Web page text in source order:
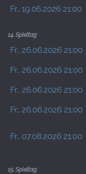
Fr., 19.06.2026 21:00
14. Spieltag
Fr., 26.06.2026 21:00
Fr., 26.06.2026 21:00
Fr., 26.06.2026 21:00
Fr., 26.06.2026 21:00
Fr., 07.08.2026 21:00
15. Spieltag